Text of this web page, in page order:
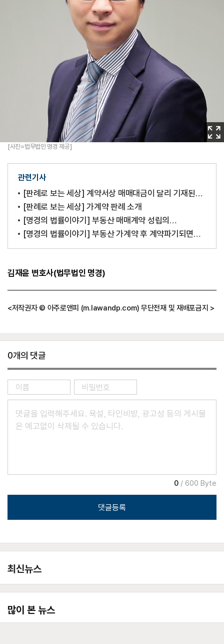
이
미
확
[사진=법무법인 명경 제공]
관련기사
[판례로 보는 세상] 계약서상 매매대금이 달리 기재된
경우의 대응법
[판례로 보는 세상] 가계약 판례 소개
[명경의 법률이야기] 부동산 매매계약 성립의
판단기준은?
[명경의 법률이야기] 부동산 가계약 후 계약파기되면
기
정
김재윤 변호사(법무법인 명경)
<저작권자 © 아주로앤피 (m.lawandp.com) 무단전재 및 재배포금지 >
0개의 댓글
0 / 600 Byte
댓글등록
최신뉴스
많이 본 뉴스